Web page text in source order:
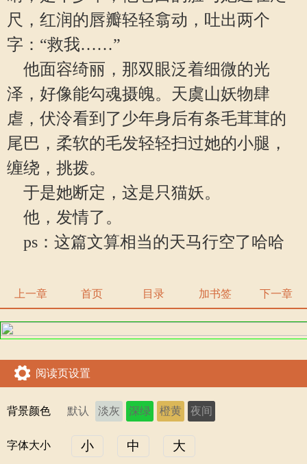
尺，红润的唇瓣轻轻翕动，吐出两个
字：“救我……”
他面容绮丽，那双眼泛着细微的光
泽，好像能勾魂摄魄。天虞山妖物肆
虐，伏泠看到了少年身后有条毛茸茸的
尾巴，柔软的毛发轻轻扫过她的小腿，
缠绕，挑拨。
于是她断定，这是只猫妖。
他，发情了。
ps：这篇文算相当的天马行空了哈哈
上一章 首页 目录 加书签 下一章
阅读页设置
背景颜色 默认 淡灰 深绿 橙黄 夜间
字体大小 小 中 大